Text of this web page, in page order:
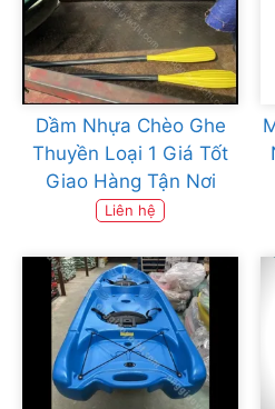
Dầm Nhựa Chèo Ghe
Thuyền Loại 1 Giá Tốt
Giao Hàng Tận Nơi
Liên hệ